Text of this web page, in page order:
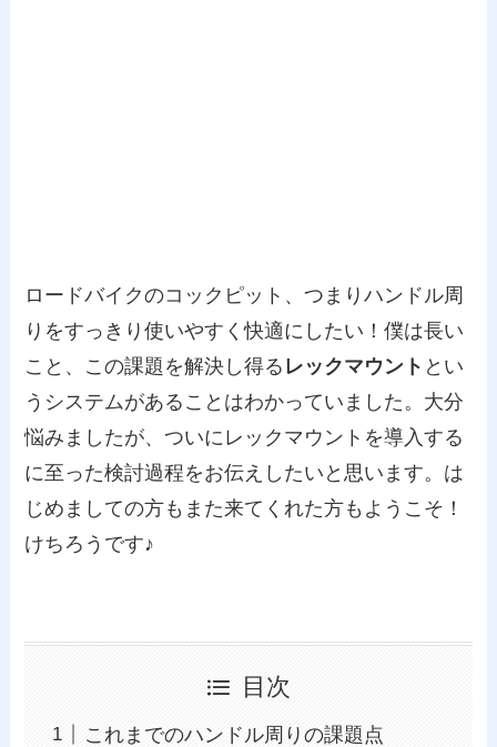
ロードバイクのコックピット、つまりハンドル周
りをすっきり使いやすく快適にしたい！僕は長い
こと、この課題を解決し得る レックマウント とい
うシステムがあることはわかっていました。大分
悩みましたが、ついにレックマウントを導入する
に至った検討過程をお伝えしたいと思います。は
じめましての方もまた来てくれた方もようこそ！
けちろうです♪
目次
これまでのハンドル周りの課題点